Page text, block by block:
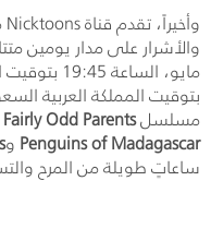
وأخيراً، تقدم قناةNicktoons
بتوقيت المملكة العربية
مسلسلOdd Parents
Penguins of Madagascarو
ساعاتٍ طويلة من المرح